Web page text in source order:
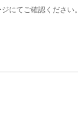
にてご確認ください。